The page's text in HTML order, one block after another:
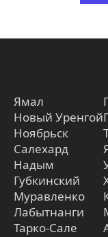
Ямал
Новый Уренгой
Ноябрьск
Салехард
Надым
Губкинский
Муравленко
Лабытнанги
Тарко-Сале